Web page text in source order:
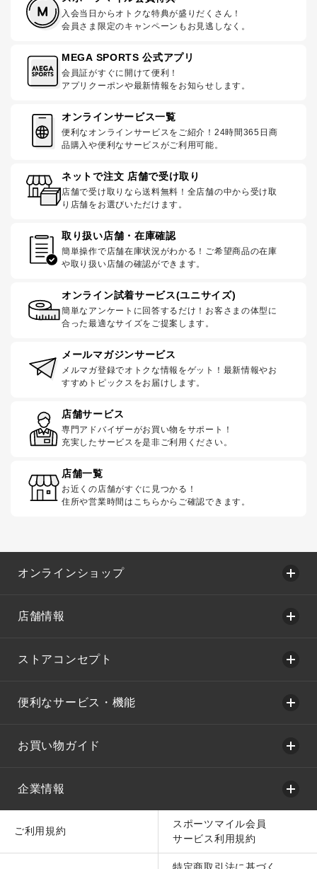
入会当日からオトクな特典が盛りだくさん！
会員さま限定のキャンペーンもお見逃しなく。
MEGA SPORTS 公式アプリ
会員証がすぐに開けて便利！
アプリクーポンや最新情報をお知らせします。
オンラインサービス一覧
便利なオンラインサービスをご紹介！24時間365日商
品購入や便利なサービスがご利用可能。
ネットで注文 店舗で受け取り
店舗で受け取りなら送料無料！全店舗の中から受け取
り店舗をお選びいただけます。
取り扱い店舗・在庫確認
簡単操作で店舗在庫状況がわかる！ご希望商品の在庫
や取り扱い店舗の確認ができます。
オンライン試着サービス(ユニサイズ)
簡単なアンケートに回答するだけ！お客さまの体型に
合った最適なサイズをご提案します。
メールマガジンサービス
メルマガ登録でオトクな情報をゲット！最新情報やお
すすめトピックスをお届けします。
店舗サービス
専門アドバイザーがお買い物をサポート！
充実したサービスを是非ご利用ください。
店舗一覧
お近くの店舗がすぐに見つかる！
住所や営業時間はこちらからご確認できます。
オンラインショップ
店舗情報
ストアコンセプト
便利なサービス・機能
お買い物ガイド
企業情報
ご利用規約
スポーツマイル会員
サービス利用規約
特定商取引法に基づく